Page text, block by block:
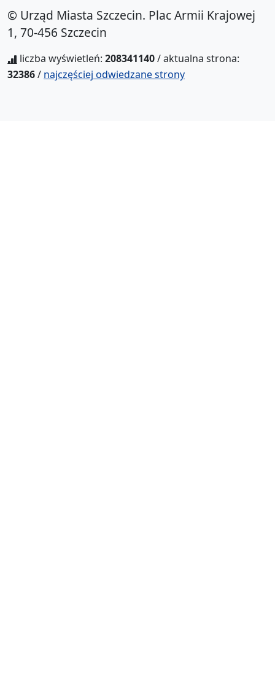
© Urząd Miasta Szczecin. Plac Armii Krajowej
1, 70-456 Szczecin
liczba wyświetleń: 208341140/ aktualna strona:
32386/ najczęściej odwiedzane strony